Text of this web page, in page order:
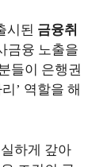
시된 금융취
금융 노출을
들이 은행권
’ 역할을 해
하게 갚아